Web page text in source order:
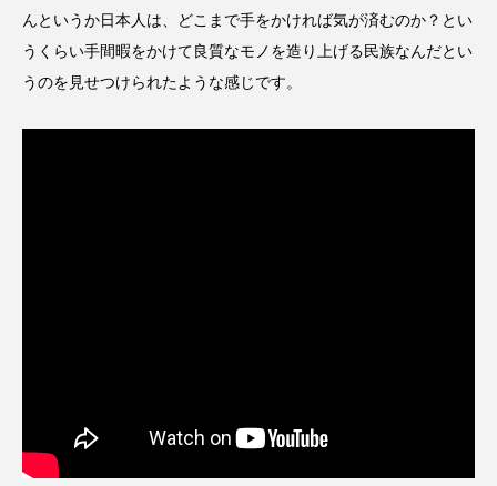
んというか日本人は、どこまで手をかければ気が済むのか？とい
うくらい手間暇をかけて良質なモノを造り上げる民族なんだとい
うのを見せつけられたような感じです。